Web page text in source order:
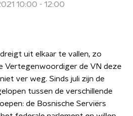
10:00 - 12:00
dreigt uit elkaar te vallen, zo
Vertegenwoordiger de VN deze
ver weg. Sinds juli zijn de
tussen de verschillende
de Bosnische Serviërs